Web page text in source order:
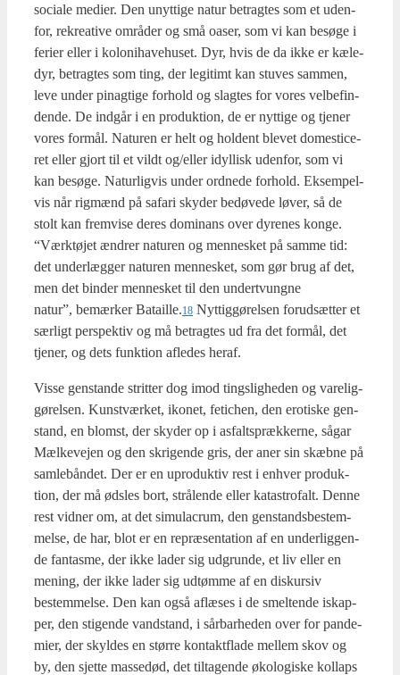
soci­a­le medi­er. Den unyt­ti­ge natur betrag­tes som et uden­
for, rekre­a­ti­ve områ­der og små oaser, som vi kan besø­ge i
feri­er eller i kolo­ni­ha­ve­hu­set. Dyr, hvis de da ikke er kæle­
dyr, betrag­tes som ting, der legi­timt kan stu­ves sam­men,
leve under pin­ag­ti­ge for­hold og slag­tes for vores vel­be­fin­
den­de. De ind­går i en pro­duk­tion, de er nyt­ti­ge og tje­ner
vores for­mål. Natu­ren er helt og hol­dent ble­vet domesti­ce­
ret eller gjort til et vildt og/eller idyl­lisk uden­for, som vi
kan besø­ge. Natur­lig­vis under ord­ne­de for­hold. Eksem­pel­
vis når rig­mænd på safa­ri sky­der bedø­ve­de løver, så de
stolt kan frem­vi­se deres domi­nans over dyre­nes kon­ge.
“Værk­tø­jet ændrer natu­ren og men­ne­sket på sam­me tid:
det under­læg­ger natu­ren men­ne­sket, som gør brug af det,
men det bin­der men­ne­sket til den undert­vung­ne
natur”, bemær­ker Bataille.18 Nyt­tig­gø­rel­sen for­ud­sæt­ter et
sær­ligt per­spek­tiv og må betrag­tes ud fra det for­mål, det
tje­ner, og dets funk­tion afle­des her­af.
Vis­se gen­stan­de strit­ter dog imod tings­lig­he­den og vare­lig­
gø­rel­sen. Kunst­vær­ket, iko­net, feti­chen, den ero­ti­ske gen­
stand, en blomst, der sky­der op i asfalts­præk­ker­ne, sågar
Mæl­ke­vej­en og den skri­gen­de gris, der aner sin skæb­ne på
sam­lebån­det. Der er en upro­duk­tiv rest i enhver pro­duk­
tion, der må øds­les bort, strå­len­de eller kata­stro­falt. Den­ne
rest vid­ner om, at det simu­la­crum, den gen­stands­be­stem­
mel­se, de har, blot er en repræ­sen­ta­tion af en under­lig­gen­
de fan­tas­me, der ikke lader sig udgrun­de, et liv eller en
mening, der ikke lader sig udtøm­me af en dis­kur­siv
bestem­mel­se. Den kan også aflæ­ses i de smel­ten­de iskap­
per, den sti­gen­de vand­stand, i sår­bar­he­den over for pan­de­
mi­er, der skyl­des en stør­re kon­takt­fla­de mel­lem skov og
by, den sjet­te mas­se­død, det til­ta­gen­de øko­lo­gi­ske kol­laps